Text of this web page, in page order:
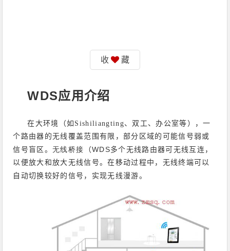
收 藏
WDS应用介绍
在大环境（如Sishiliangting、双工、办公室等），一
个路由器的无线覆盖范围有限，部分区域的可能信号弱或
信号盲区。无线桥接 （WDS多个无线路由器可无线互连，
以便放大和放大无线信号。在移动过程中，无线终端可以
自动切换较好的信号，实现无线漫游。